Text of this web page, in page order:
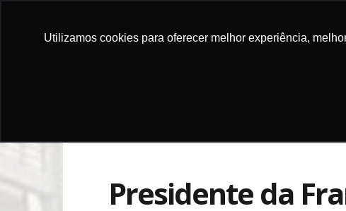
Utilizamos cookies para oferecer melhor experiência,
Presidente da